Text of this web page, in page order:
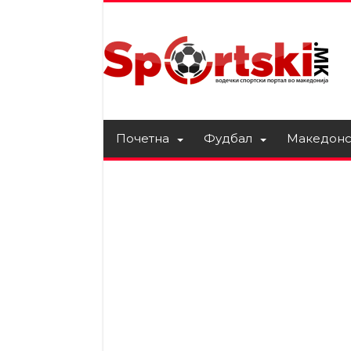
Почетна Фудбал